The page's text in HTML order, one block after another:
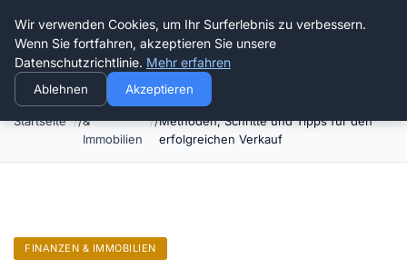
Die Schnitter
Startseite
Finanzen
&
Immobilien
Die Bewertung einer Wohnung:
Methoden, Schritte und Tipps für den
erfolgreichen Verkauf
FINANZEN & IMMOBILIEN
Wir verwenden Cookies, um Ihr Surferlebnis zu verbessern.
Wenn Sie fortfahren, akzeptieren Sie unsere
Datenschutzrichtlinie. Mehr erfahren
Ablehnen Akzeptieren